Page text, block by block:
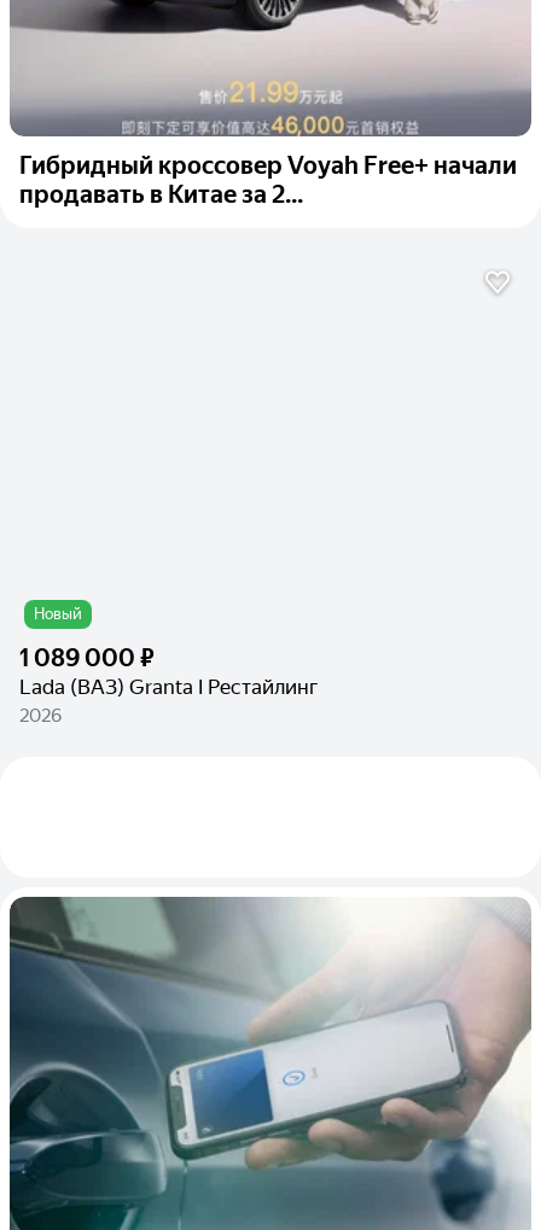
Гибридный кроссовер Voyah Free+ начали
продавать в Китае за 2...
Новый
1 089 000 ₽
Lada (ВАЗ) Granta I Рестайлинг
2026